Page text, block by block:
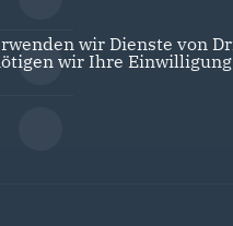
wir Dienste von
wir Ihre